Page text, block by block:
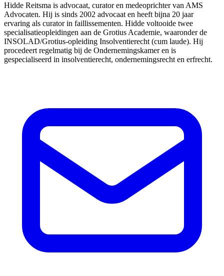
Hidde Reitsma is advocaat, curator en medeoprichter van AMS
Advocaten. Hij is sinds 2002 advocaat en heeft bijna 20 jaar
ervaring als curator in faillissementen. Hidde voltooide twee
specialisatieopleidingen aan de Grotius Academie, waaronder de
INSOLAD/Grotius-opleiding Insolventierecht (cum laude). Hij
procedeert regelmatig bij de Ondernemingskamer en is
gespecialiseerd in insolventierecht, ondernemingsrecht en erfrecht.